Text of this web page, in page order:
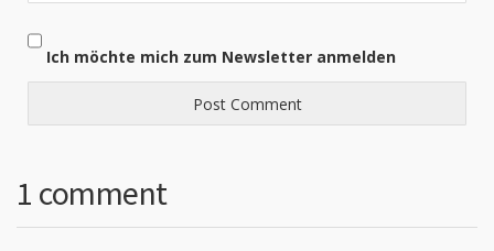
Ich möchte mich zum Newsletter anmelden
1 comment